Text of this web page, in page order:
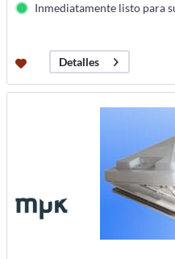
Inmediatamente listo para
Detalles